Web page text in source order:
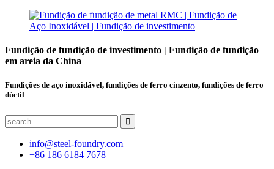
Fundição de fundição de investimento | Fundição de fundição
em areia da China
Fundições de aço inoxidável, fundições de ferro cinzento, fundições de ferro
dúctil
info@steel-foundry.com
+86 186 6184 7678